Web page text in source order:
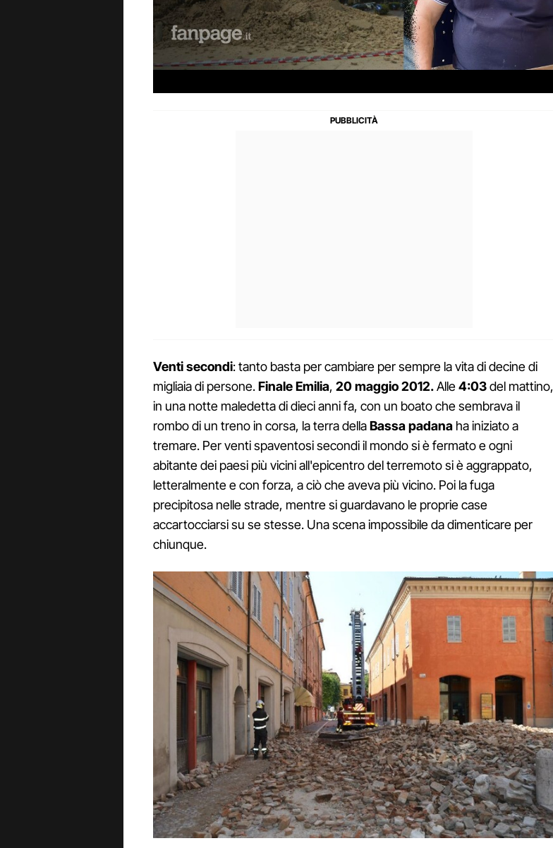
Venti secondi: tanto basta per cambiare per sempre la vita di decine di
migliaia di persone.Finale Emilia, 20 maggio 2012.Alle4:03del mattino,
in una notte maledetta di dieci anni fa, con un boato che sembrava il
rombo di un treno in corsa, la terra dellaBassa padana ha iniziato a
tremare. Per venti spaventosi secondi il mondo si è fermato e ogni
abitante dei paesi più vicini all'epicentro del terremoto si è aggrappato,
letteralmente e con forza, a ciò che aveva più vicino. Poi la fuga
precipitosa nelle strade, mentre si guardavano le proprie case
accartocciarsi su se stesse. Una scena impossibile da dimenticare per
chiunque.